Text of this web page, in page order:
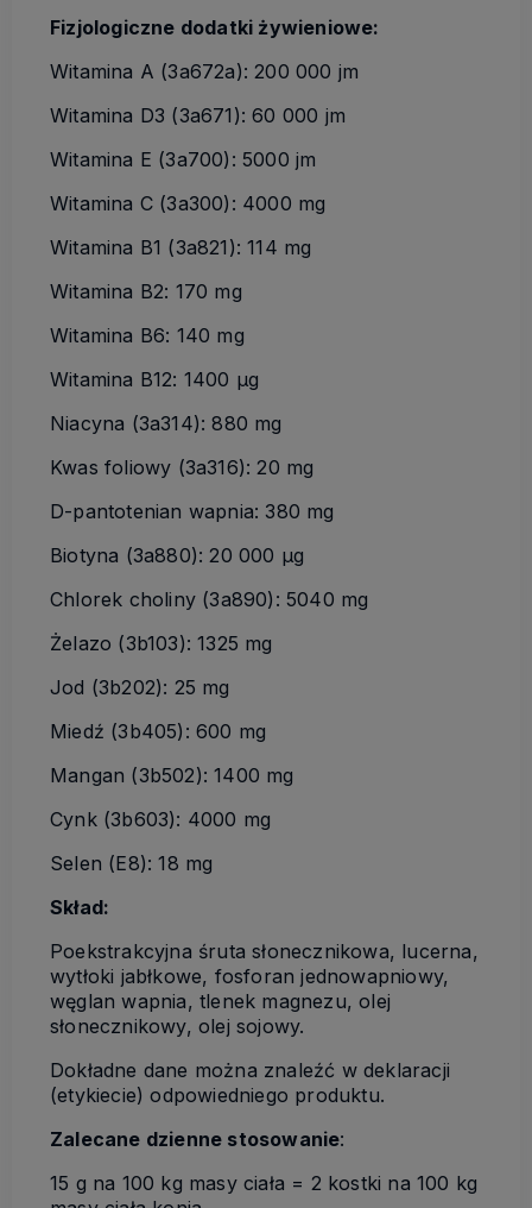
Fizjologiczne dodatki żywieniowe:
Witamina A (3a672a): 200 000 jm
Witamina D3 (3a671): 60 000 jm
Witamina E (3a700): 5000 jm
Witamina C (3a300): 4000 mg
Witamina B1 (3a821): 114 mg
Witamina B2: 170 mg
Witamina B6: 140 mg
Witamina B12: 1400 µg
Niacyna (3a314): 880 mg
Kwas foliowy (3a316): 20 mg
D-pantotenian wapnia: 380 mg
Biotyna (3a880): 20 000 µg
Chlorek choliny (3a890): 5040 mg
Żelazo (3b103): 1325 mg
Jod (3b202): 25 mg
Miedź (3b405): 600 mg
Mangan (3b502): 1400 mg
Cynk (3b603): 4000 mg
Selen (E8): 18 mg
Skład:
Poekstrakcyjna śruta słonecznikowa, lucerna,
wytłoki jabłkowe, fosforan jednowapniowy,
węglan wapnia, tlenek magnezu, olej
słonecznikowy, olej sojowy.
Dokładne dane można znaleźć w deklaracji
(etykiecie) odpowiedniego produktu.
Zalecane dzienne stosowanie:
15 g na 100 kg masy ciała = 2 kostki na 100 kg